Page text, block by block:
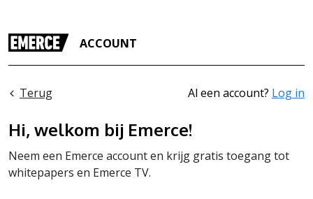
ACCOUNT
Terug Al een account? Log in
Hi, welkom bij Emerce!
Neem een Emerce account en krijg gratis toegang tot
whitepapers en Emerce TV.